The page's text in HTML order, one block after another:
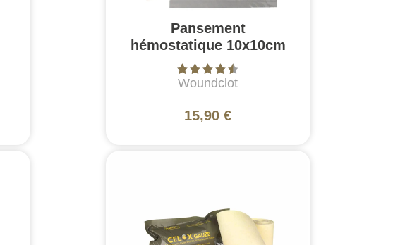
Pansement
hémostatique 10x10cm
Woundclot
15,90 €